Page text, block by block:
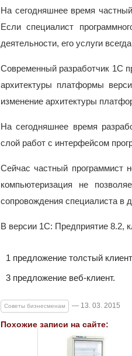
На сегодняшнее время
Если специалист
деятельности, его услуги
Современный разработчик 1С
архитектуры платформы
изменение архитектуры
На сегодняшнее время
слой работ с интерфейсом
Сейчас частный программист
компьютеризация не
сопровождения специалиста в
В версии 1С: Предприятие 8.2,
1 предложение толстый
3 предложение веб-клиент.
Советы бизнесменам — 13. 03. 2015
Похожие записи на сайте: